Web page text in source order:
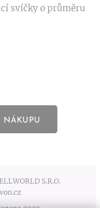
svíčky o průměru
NÁKUPU
S.R.O.